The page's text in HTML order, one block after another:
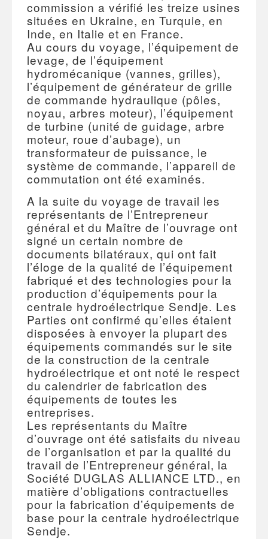
commission a vérifié les treize usines
situées en Ukraine, en Turquie, en
Inde, en Italie et en France.
Au cours du voyage, l’équipement de
levage, de l’équipement
hydromécanique (vannes, grilles),
l’équipement de générateur de grille
de commande hydraulique (pôles,
noyau, arbres moteur), l’équipement
de turbine (unité de guidage, arbre
moteur, roue d’aubage), un
transformateur de puissance, le
système de commande, l’appareil de
commutation ont été examinés.
A la suite du voyage de travail les
représentants de l’Entrepreneur
général et du Maître de l’ouvrage ont
signé un certain nombre de
documents bilatéraux, qui ont fait
l’éloge de la qualité de l’équipement
fabriqué et des technologies pour la
production d’équipements pour la
centrale hydroélectrique Sendje. Les
Parties ont confirmé qu’elles étaient
disposées à envoyer la plupart des
équipements commandés sur le site
de la construction de la centrale
hydroélectrique et ont noté le respect
du calendrier de fabrication des
équipements de toutes les
entreprises.
Les représentants du Maître
d’ouvrage ont été satisfaits du niveau
de l’organisation et par la qualité du
travail de l’Entrepreneur général, la
Société DUGLAS ALLIANCE LTD., en
matière d’obligations contractuelles
pour la fabrication d’équipements de
base pour la centrale hydroélectrique
Sendje.